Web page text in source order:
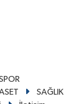
SAĞLIK